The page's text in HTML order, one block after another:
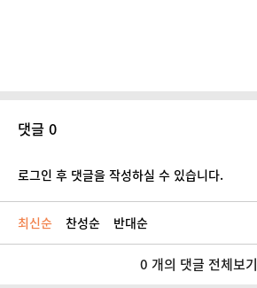
댓글 0
로그인 후 댓글을 작성하실 수 있습니다.
최신순 찬성순 반대순
0 개의 댓글 전체보기